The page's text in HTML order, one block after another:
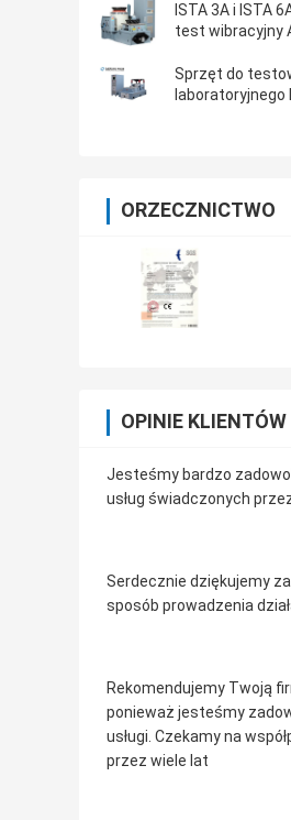
ISTA 3A i ISTA
test wibracyjny
Sprzęt do
laboratoryjnego
ORZECZNICTWO
OPINIE KLIENTÓW
Jesteśmy bardzo
usług świadczonych
Serdecznie dziękujemy
sposób prowadzenia
Rekomendujemy Twoją
ponieważ jesteśmy
usługi. Czekamy na
przez wiele lat